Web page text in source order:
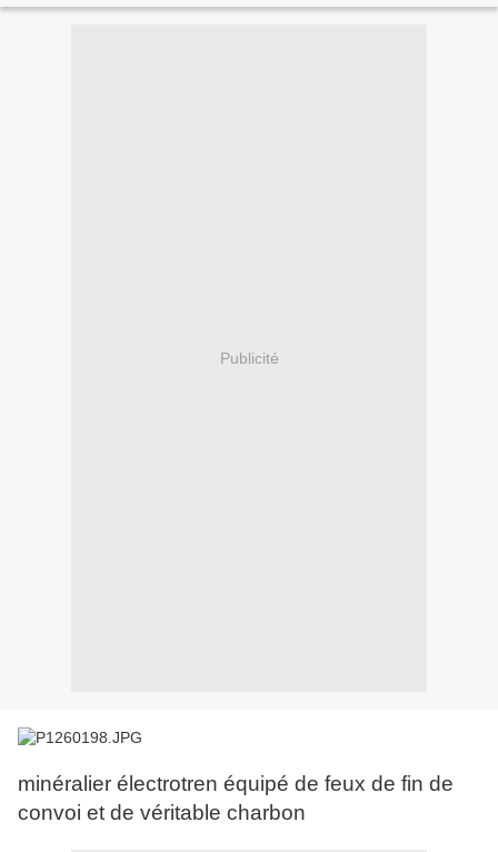
Publicité
minéralier électrotren équipé de feux de fin de
convoi et de véritable charbon